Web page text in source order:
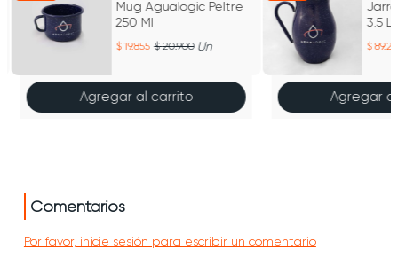
Mug Agualogic Peltre
250 Ml
19.855 20.900 Un
Agregar al carrito
3.5
Agregar
Comentarios
Por favor, inicie sesión para escribir un comentario